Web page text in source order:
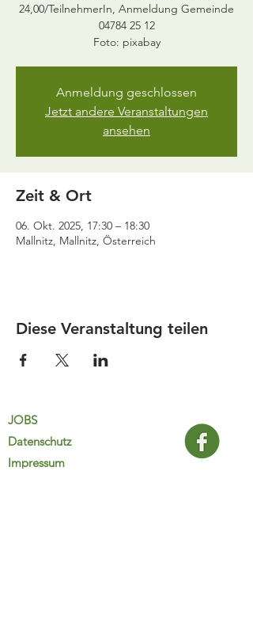
24,00/TeilnehmerIn, Anmeldung Gemeinde
04784 25 12
Foto: pixabay
Anmeldung geschlossen
Jetzt andere Veranstaltungen
ansehen
Zeit & Ort
06. Okt. 2025, 17:30 – 18:30
Mallnitz, Mallnitz, Österreich
Diese Veranstaltung teilen
JOBS
Datenschutz
Impressum